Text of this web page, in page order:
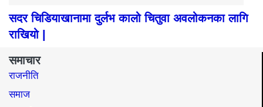
सदर चिडियाखानामा दुर्लभ कालो चितुवा अवलोकनका लागि
राखियो |
समाचार
राजनीति
समाज​